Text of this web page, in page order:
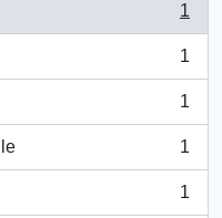
1
1
1
1
1